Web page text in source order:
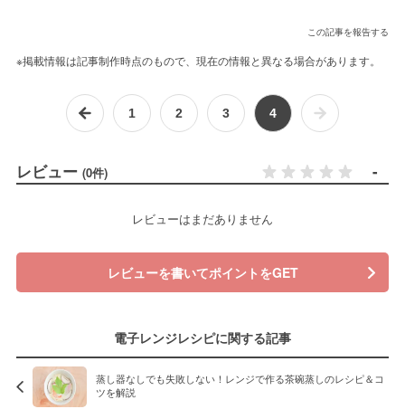
この記事を報告する
※掲載情報は記事制作時点のもので、現在の情報と異なる場合があります。
1 2 3 4
レビュー (0件) -
レビューはまだありません
レビューを書いてポイントをGET
電子レンジレシピに関する記事
蒸し器なしでも失敗しない！レンジで作る茶碗蒸しのレシピ＆コ
ツを解説